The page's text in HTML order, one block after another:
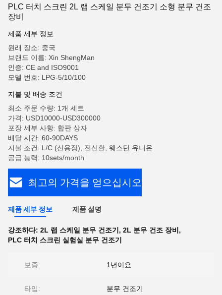
PLC 터치 스크린 2L 랩 스케일 분무 건조기 소형 분무 건조
장비
제품 세부 정보
원래 장소: 중국
브랜드 이름: Xin ShengMan
인증: CE and ISO9001
모델 번호: LPG-5/10/100
지불 및 배송 조건
최소 주문 수량: 1개 세트
가격: USD10000-USD300000
포장 세부 사항: 합판 상자
배달 시간: 60-90DAYS
지불 조건: L/C (신용장), 전신환, 웨스턴 유니온
공급 능력: 10sets/month
최고의 가격을 얻으십시오
제품 세부 정보 제품 설명
강조하다: 2L 랩 스케일 분무 건조기 , 2L 분무 건조 장비 ,
PLC 터치 스크린 실험실 분무 건조기
보증: 1년이요
타입: 분무 건조기